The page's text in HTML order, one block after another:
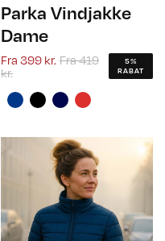
Parka Vindjakke
Dame
Fra 399 kr. Fra419
kr.
5%
RABAT